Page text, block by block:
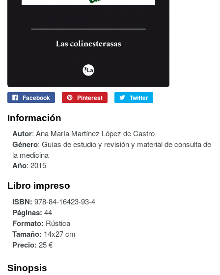
Facebook Pinterest Twitter
Información
Autor: Ana María Martínez López de Castro
Género: Guías de estudio y revisión y material de consulta de
la medicina
Año: 2015
Libro impreso
ISBN: 978-84-16423-93-4
Páginas: 44
Formato: Rústica
Tamaño: 14x27 cm
Precio: 25 €
Sinopsis